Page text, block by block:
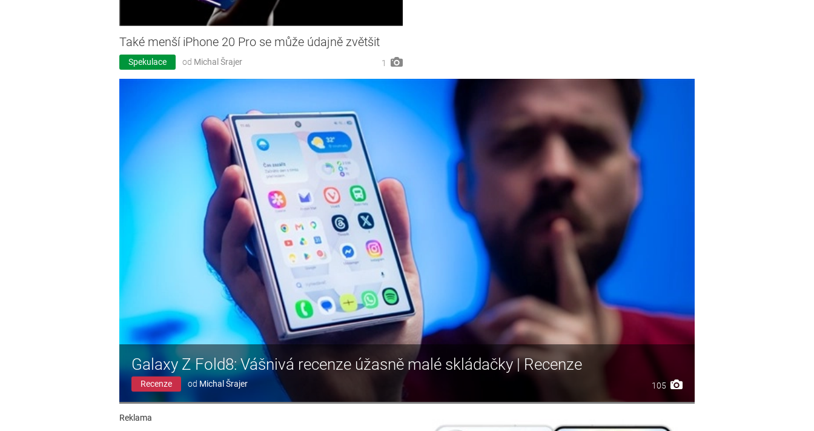
Také menší iPhone 20 Pro se může údajně zvětšit
Spekulace od Michal Šrajer 1
Galaxy Z Fold8: Vášnivá recenze úžasně malé skládačky | Recenze
Recenze od Michal Šrajer 105
Reklama